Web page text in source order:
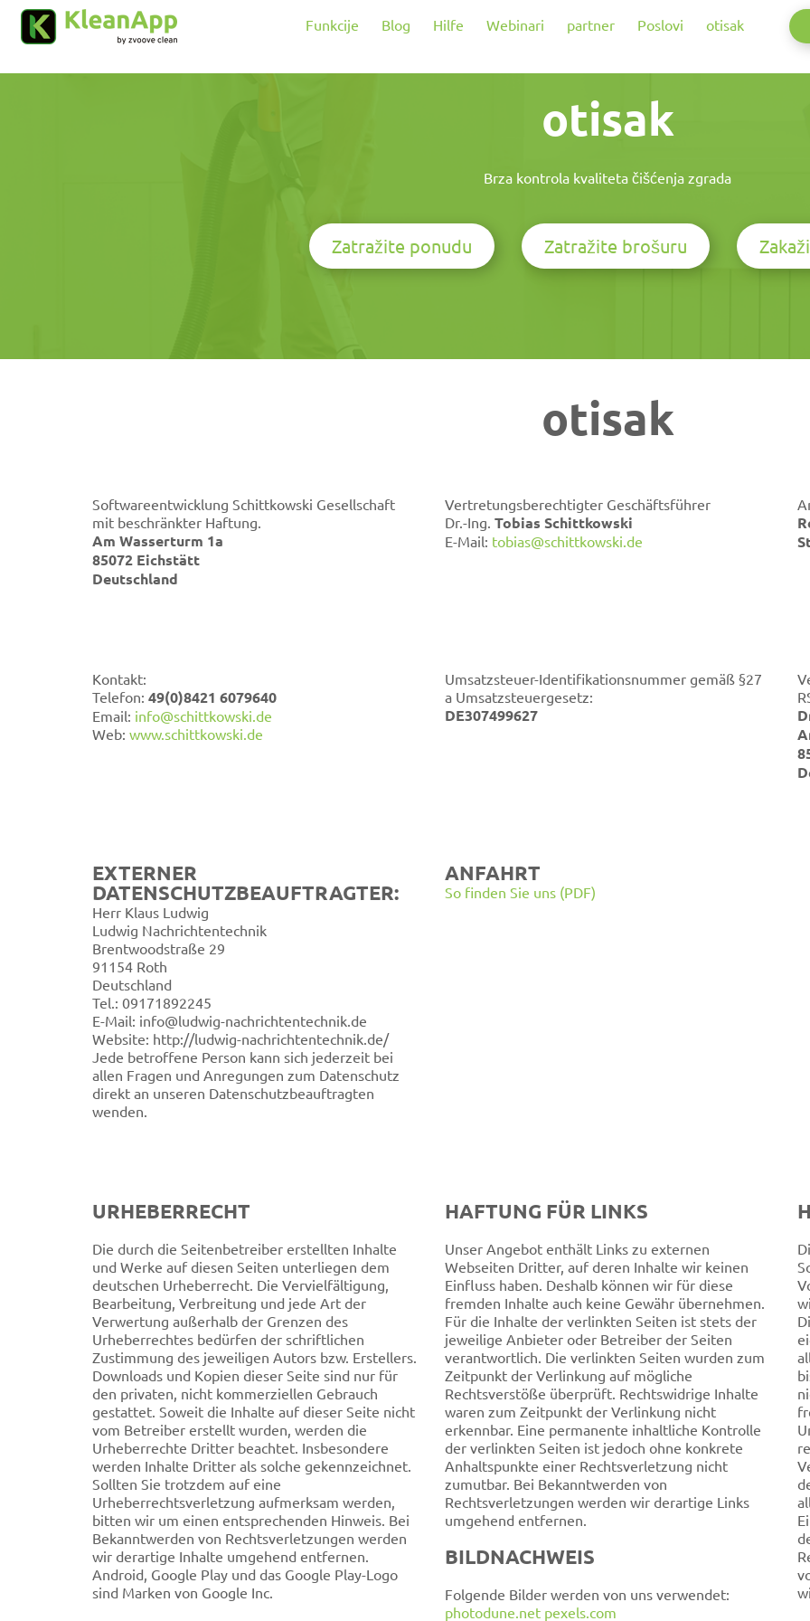
Preskoči na glavni sadržaj
Funkcije
Blog Hilfe Webinari partner Poslovi otisak
otisak
Brza kontrola kvaliteta čišćenja zgrada
Zatražite ponudu Zatražite brošuru
otisak
Softwareentwicklung Schittkowski Gesellschaft
mit beschränkter Haftung.
Am Wasserturm 1a
85072 Eichstätt
Deutschland
Vertretungsberechtigter Geschäftsführer
Dr.-Ing. Tobias Schittkowski
E-Mail: tobias@schittkowski.de
Kontakt:
Telefon: 49(0)8421 6079640
Email: info@schittkowski.de
Web: www.schittkowski.de
Umsatzsteuer-Identifikationsnummer gemäß §27
a Umsatzsteuergesetz:
DE307499627
EXTERNER
DATENSCHUTZBEAUFTRAGTER:
Herr Klaus Ludwig
Ludwig Nachrichtentechnik
Brentwoodstraße 29
91154 Roth
Deutschland
Tel.: 09171892245
E-Mail: info@ludwig-nachrichtentechnik.de
Website: http://ludwig-nachrichtentechnik.de/
Jede betroffene Person kann sich jederzeit bei
allen Fragen und Anregungen zum Datenschutz
direkt an unseren Datenschutzbeauftragten
wenden.
ANFAHRT
So finden Sie uns (PDF)
URHEBERRECHT
Die durch die Seitenbetreiber erstellten Inhalte
und Werke auf diesen Seiten unterliegen dem
deutschen Urheberrecht. Die Vervielfältigung,
Bearbeitung, Verbreitung und jede Art der
Verwertung außerhalb der Grenzen des
Urheberrechtes bedürfen der schriftlichen
Zustimmung des jeweiligen Autors bzw. Erstellers.
Downloads und Kopien dieser Seite sind nur für
den privaten, nicht kommerziellen Gebrauch
gestattet. Soweit die Inhalte auf dieser Seite nicht
vom Betreiber erstellt wurden, werden die
Urheberrechte Dritter beachtet. Insbesondere
werden Inhalte Dritter als solche gekennzeichnet.
Sollten Sie trotzdem auf eine
Urheberrechtsverletzung aufmerksam werden,
bitten wir um einen entsprechenden Hinweis. Bei
Bekanntwerden von Rechtsverletzungen werden
wir derartige Inhalte umgehend entfernen.
Android, Google Play und das Google Play-Logo
sind Marken von Google Inc.
HAFTUNG FÜR LINKS
Unser Angebot enthält Links zu externen
Webseiten Dritter, auf deren Inhalte wir keinen
Einfluss haben. Deshalb können wir für diese
fremden Inhalte auch keine Gewähr übernehmen.
Für die Inhalte der verlinkten Seiten ist stets der
jeweilige Anbieter oder Betreiber der Seiten
verantwortlich. Die verlinkten Seiten wurden zum
Zeitpunkt der Verlinkung auf mögliche
Rechtsverstöße überprüft. Rechtswidrige Inhalte
waren zum Zeitpunkt der Verlinkung nicht
erkennbar. Eine permanente inhaltliche Kontrolle
der verlinkten Seiten ist jedoch ohne konkrete
Anhaltspunkte einer Rechtsverletzung nicht
zumutbar. Bei Bekanntwerden von
Rechtsverletzungen werden wir derartige Links
umgehend entfernen.
BILDNACHWEIS
Folgende Bilder werden von uns verwendet:
photodune.net pexels.com